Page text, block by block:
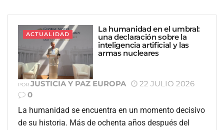
ACTUALIDAD
La humanidad en el umbral:
una declaración sobre la
inteligencia artificial y las
armas nucleares
POR JUSTICIA Y PAZ EUROPA
22 JULIO 2026
0
La humanidad se encuentra en un momento decisivo
de su historia. Más de ochenta años después del